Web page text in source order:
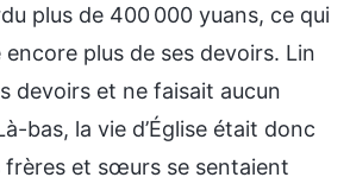
plus de 400 000 yuans, ce qui
encore plus de ses devoirs. Lin
devoirs et ne faisait aucun
bas, la vie d’Église était donc
frères et sœurs se sentaient